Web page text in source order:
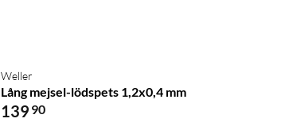
Weller
Lång mejsel-lödspets 1,2x0,4 mm
139 90